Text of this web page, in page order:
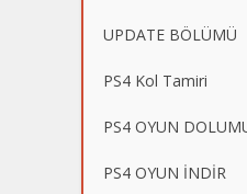
UPDATE BÖLÜMÜ
PS4 Kol Tamiri
PS4 OYUN
PS4 OYUN İNDİR